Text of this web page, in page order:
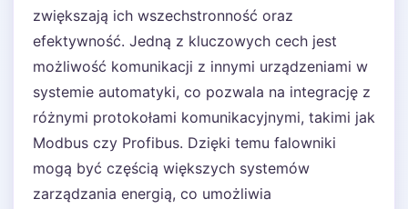
zwiększają ich wszechstronność oraz
efektywność. Jedną z kluczowych cech jest
możliwość komunikacji z innymi urządzeniami w
systemie automatyki, co pozwala na integrację z
różnymi protokołami komunikacyjnymi, takimi jak
Modbus czy Profibus. Dzięki temu falowniki
mogą być częścią większych systemów
zarządzania energią, co umożliwia